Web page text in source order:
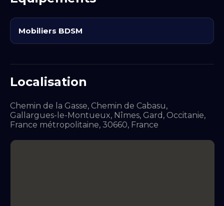
Mobiliers BDSM
Localisation
Chemin de la Gasse, Chemin de Cabasu,
Gallargues-le-Montueux, Nîmes, Gard, Occitanie,
France métropolitaine, 30660, France